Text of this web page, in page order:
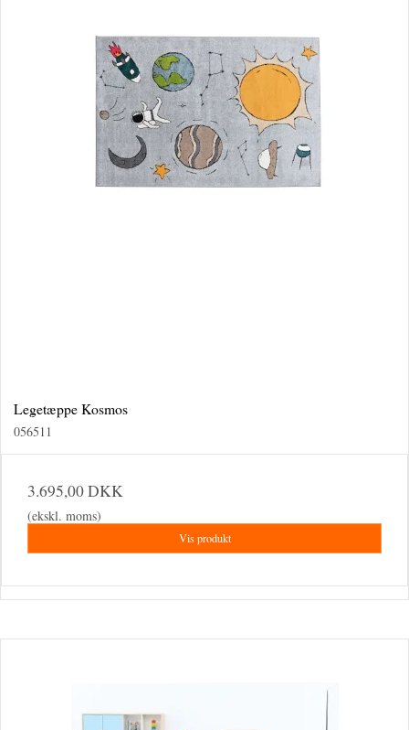
Legetæppe Kosmos
056511
3.695,00 DKK
(ekskl. moms)
Vis produkt